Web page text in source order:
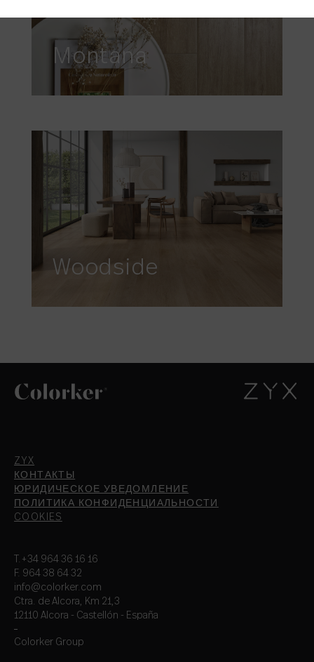
Montana
Woodside
ZYX
КОНТАКТЫ
ЮРИДИЧЕСКОЕ УВЕДОМЛЕНИЕ
ПОЛИТИКА КОНФИДЕНЦИАЛЬНОСТИ
COOKIES
T.+34 964 36 16 16
F. 964 38 64 32
info@colorker.com
Ctra. de Alcora, Km 21,3
12110 Alcora - Castellón - España
Colorker Group